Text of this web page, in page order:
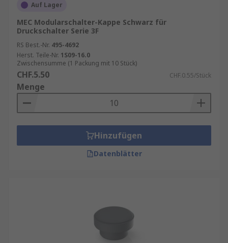
Auf Lager
MEC Modularschalter-Kappe Schwarz für
Druckschalter Serie 3F
RS Best.-Nr. 495-4692
Herst. Teile-Nr. 1S09-16.0
Zwischensumme (1 Packung mit 10 Stück)
CHF.5.50 CHF.0.55/Stück
Menge
Hinzufügen
Datenblätter